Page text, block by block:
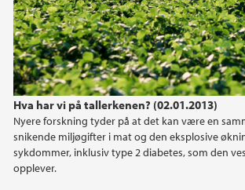
Hva har vi på tallerkenen? (02.01.2013)
Nyere forskning tyder på at det kan være en
snikende miljøgifter i mat og den eksplosive
sykdommer, inklusiv type 2 diabetes, som den
opplever.